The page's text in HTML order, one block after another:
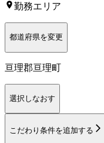
勤務エリア
都道府県を変更
亘理郡亘理町
選択しなおす
こだわり条件を追加する